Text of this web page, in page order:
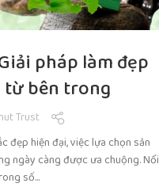
pháp làm đẹp
từ bên trong
Trust
đẹp hiện đại, việc lựa chọn sản
ngày càng được ưa chuộng. Nổi
số...